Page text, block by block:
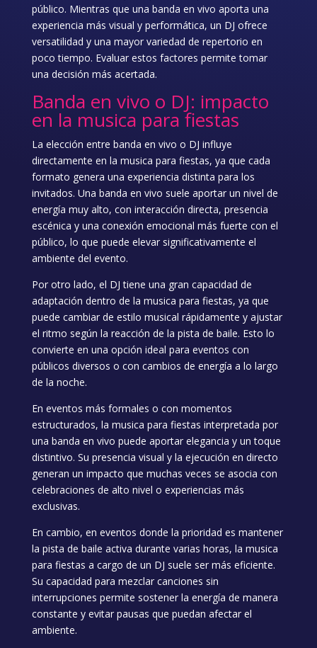
público. Mientras que una banda en vivo aporta una
experiencia más visual y performática, un DJ ofrece
versatilidad y una mayor variedad de repertorio en
poco tiempo. Evaluar estos factores permite tomar
una decisión más acertada.
Banda en vivo o DJ: impacto
en la musica para fiestas
La elección entre banda en vivo o DJ influye
directamente en la musica para fiestas, ya que cada
formato genera una experiencia distinta para los
invitados. Una banda en vivo suele aportar un nivel de
energía muy alto, con interacción directa, presencia
escénica y una conexión emocional más fuerte con el
público, lo que puede elevar significativamente el
ambiente del evento.
Por otro lado, el DJ tiene una gran capacidad de
adaptación dentro de la musica para fiestas, ya que
puede cambiar de estilo musical rápidamente y ajustar
el ritmo según la reacción de la pista de baile. Esto lo
convierte en una opción ideal para eventos con
públicos diversos o con cambios de energía a lo largo
de la noche.
En eventos más formales o con momentos
estructurados, la musica para fiestas interpretada por
una banda en vivo puede aportar elegancia y un toque
distintivo. Su presencia visual y la ejecución en directo
generan un impacto que muchas veces se asocia con
celebraciones de alto nivel o experiencias más
exclusivas.
En cambio, en eventos donde la prioridad es mantener
la pista de baile activa durante varias horas, la musica
para fiestas a cargo de un DJ suele ser más eficiente.
Su capacidad para mezclar canciones sin
interrupciones permite sostener la energía de manera
constante y evitar pausas que puedan afectar el
ambiente.